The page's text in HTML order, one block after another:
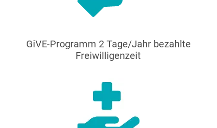
GiVE-Programm 2 Tage/Jahr bezahlte
Freiwilligenzeit